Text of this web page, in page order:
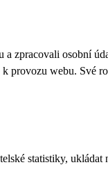
zpracovali osobní
provozu webu. Své
statistiky,